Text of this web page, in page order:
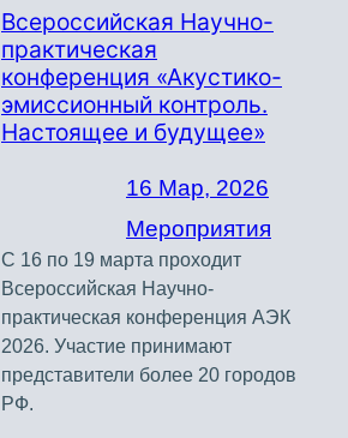
Всероссийская Научно-
практическая
конференция «Акустико-
эмиссионный контроль.
Настоящее и будущее»
16 Мар, 2026
Мероприятия
С 16 по 19 марта проходит
Всероссийская Научно-
практическая конференция АЭК
2026. Участие принимают
представители более 20 городов
РФ.